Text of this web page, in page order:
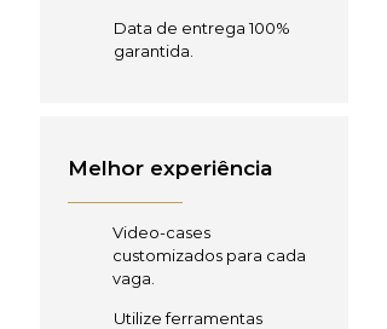
Data de entrega 100%
garantida.
Melhor experiência
Video-cases
customizados para cada
vaga.
Utilize ferramentas